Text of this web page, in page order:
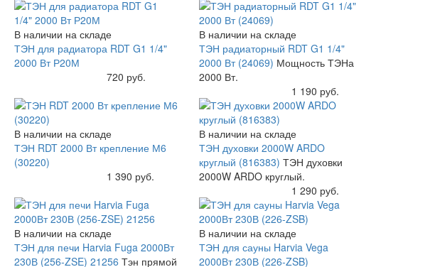
В наличии на складе
ТЭН для радиатора RDT G1 1/4"
2000 Вт Р20М
720 руб.
В наличии на складе
ТЭН радиаторный RDT G1 1/4"
2000 Вт (24069) Мощность ТЭНа
2000 Вт.
1 190 руб.
В наличии на складе
ТЭН RDT 2000 Вт крепление М6
(30220)
1 390 руб.
В наличии на складе
ТЭН духовки 2000W ARDO
круглый (816383) ТЭН духовки
2000W ARDO круглый.
1 290 руб.
В наличии на складе
ТЭН для печи Harvia Fuga 2000Вт
230В (256-ZSE) 21256 Тэн прямой
В наличии на складе
ТЭН для сауны Harvia Vega
2000Вт 230В (226-ZSB)